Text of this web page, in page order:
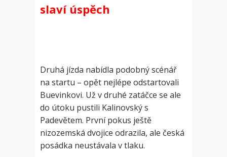
slaví úspěch
Druhá jízda nabídla podobný scénář
na startu – opět nejlépe odstartovali
Buevinkovi. Už v druhé zatáčce se ale
do útoku pustili Kalinovský s
Padevětem. První pokus ještě
nizozemská dvojice odrazila, ale česká
posádka neustávala v tlaku.